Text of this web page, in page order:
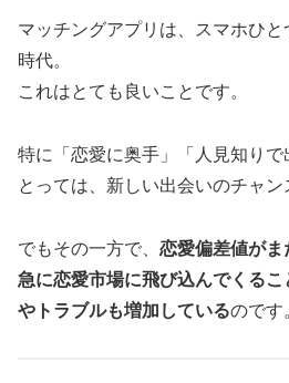
マッチングアプリは、スマホひ
時代。
これはとても良いことです。
特に「恋愛に奥手」「人見知り
とっては、新しい出会いのチャン
でもその一方で、 恋愛偏差値が
急に恋愛市場に飛び込んでくる
やトラブルも増加しているのです